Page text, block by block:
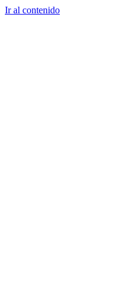
Ir al contenido